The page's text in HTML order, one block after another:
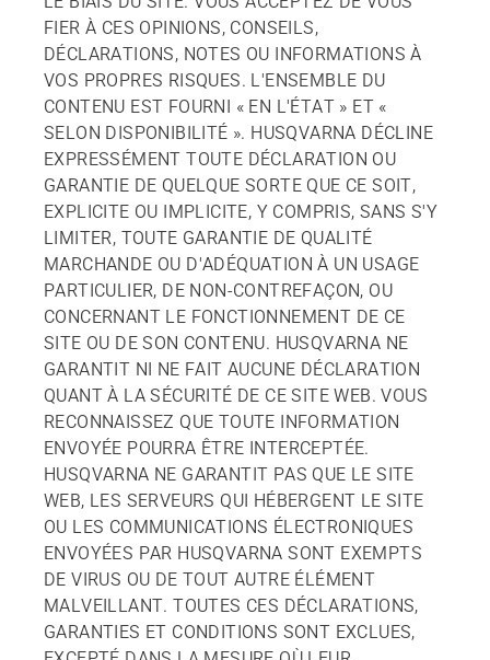
FIER À CES OPINIONS, CONSEILS,
DÉCLARATIONS, NOTES OU INFORMATIONS À
VOS PROPRES RISQUES. L'ENSEMBLE DU
CONTENU EST FOURNI « EN L'ÉTAT » ET «
SELON DISPONIBILITÉ ». HUSQVARNA DÉCLINE
EXPRESSÉMENT TOUTE DÉCLARATION OU
GARANTIE DE QUELQUE SORTE QUE CE SOIT,
EXPLICITE OU IMPLICITE, Y COMPRIS, SANS S'Y
LIMITER, TOUTE GARANTIE DE QUALITÉ
MARCHANDE OU D'ADÉQUATION À UN USAGE
PARTICULIER, DE NON-CONTREFAÇON, OU
CONCERNANT LE FONCTIONNEMENT DE CE
SITE OU DE SON CONTENU. HUSQVARNA NE
GARANTIT NI NE FAIT AUCUNE DÉCLARATION
QUANT À LA SÉCURITÉ DE CE SITE WEB. VOUS
RECONNAISSEZ QUE TOUTE INFORMATION
ENVOYÉE POURRA ÊTRE INTERCEPTÉE.
HUSQVARNA NE GARANTIT PAS QUE LE SITE
WEB, LES SERVEURS QUI HÉBERGENT LE SITE
OU LES COMMUNICATIONS ÉLECTRONIQUES
ENVOYÉES PAR HUSQVARNA SONT EXEMPTS
DE VIRUS OU DE TOUT AUTRE ÉLÉMENT
MALVEILLANT. TOUTES CES DÉCLARATIONS,
GARANTIES ET CONDITIONS SONT EXCLUES,